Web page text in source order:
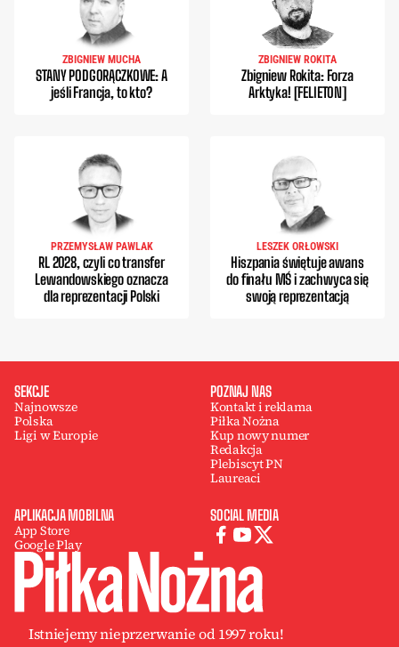
ZBIGNIEW MUCHA
STANY PODGORĄCZKOWE: A
jeśli Francja, to kto?
ZBIGNIEW ROKITA
Zbigniew Rokita: Forza
Arktyka! [FELIETON]
PRZEMYSŁAW PAWLAK
RL 2028, czyli co transfer
Lewandowskiego oznacza
dla reprezentacji Polski
LESZEK ORŁOWSKI
Hiszpania świętuje awans
do finału MŚ i zachwyca się
swoją reprezentacją
SEKCJE
Najnowsze
Polska
Ligi w Europie
POZNAJ NAS
Kontakt i reklama
Piłka Nożna
Kup nowy numer
Redakcja
Plebiscyt PN
Laureaci
APLIKACJA MOBILNA
App Store
Google Play
SOCIAL MEDIA
Istniejemy nieprzerwanie od 1997 roku!